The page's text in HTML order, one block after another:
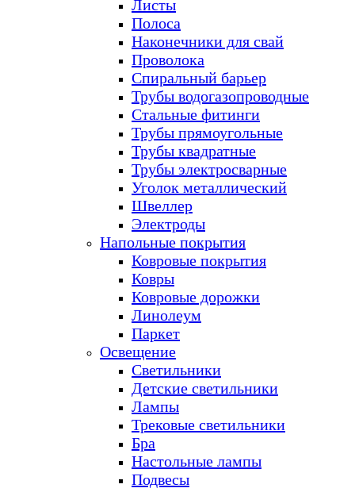
Листы
Полоса
Наконечники для свай
Проволока
Спиральный барьер
Трубы водогазопроводные
Стальные фитинги
Трубы прямоугольные
Трубы квадратные
Трубы электросварные
Уголок металлический
Швеллер
Электроды
Напольные покрытия
Ковровые покрытия
Ковры
Ковровые дорожки
Линолеум
Паркет
Освещение
Светильники
Детские светильники
Лампы
Трековые светильники
Бра
Настольные лампы
Подвесы